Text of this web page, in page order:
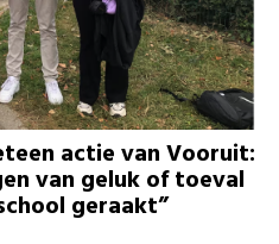
actie van Vooruit:
van geluk of toeval
geraakt”